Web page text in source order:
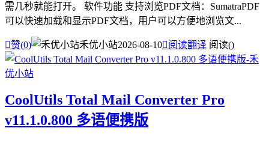
需几秒就能打开。 软件功能 支持浏览PDF文档：SumatraPDF
可以快速加载和显示PDF文档，用户可以方便地浏览文...
赞(0) 禾优小站2026-08-10阅读翻译 阅读()
CoolUtils Total Mail Converter Pro
v11.1.0.800 多语便携版